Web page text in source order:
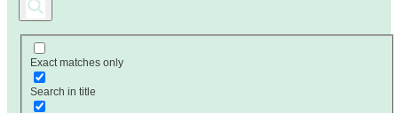
Exact matches only
Search in title